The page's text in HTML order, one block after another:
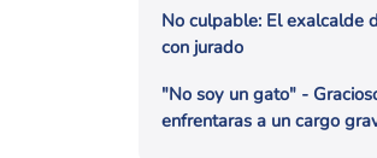
No culpable: El exalcalde
con jurado
"No soy un gato" -
enfrentaras a un cargo